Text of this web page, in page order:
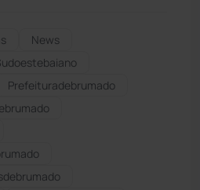
News
Prefeituradebrumado